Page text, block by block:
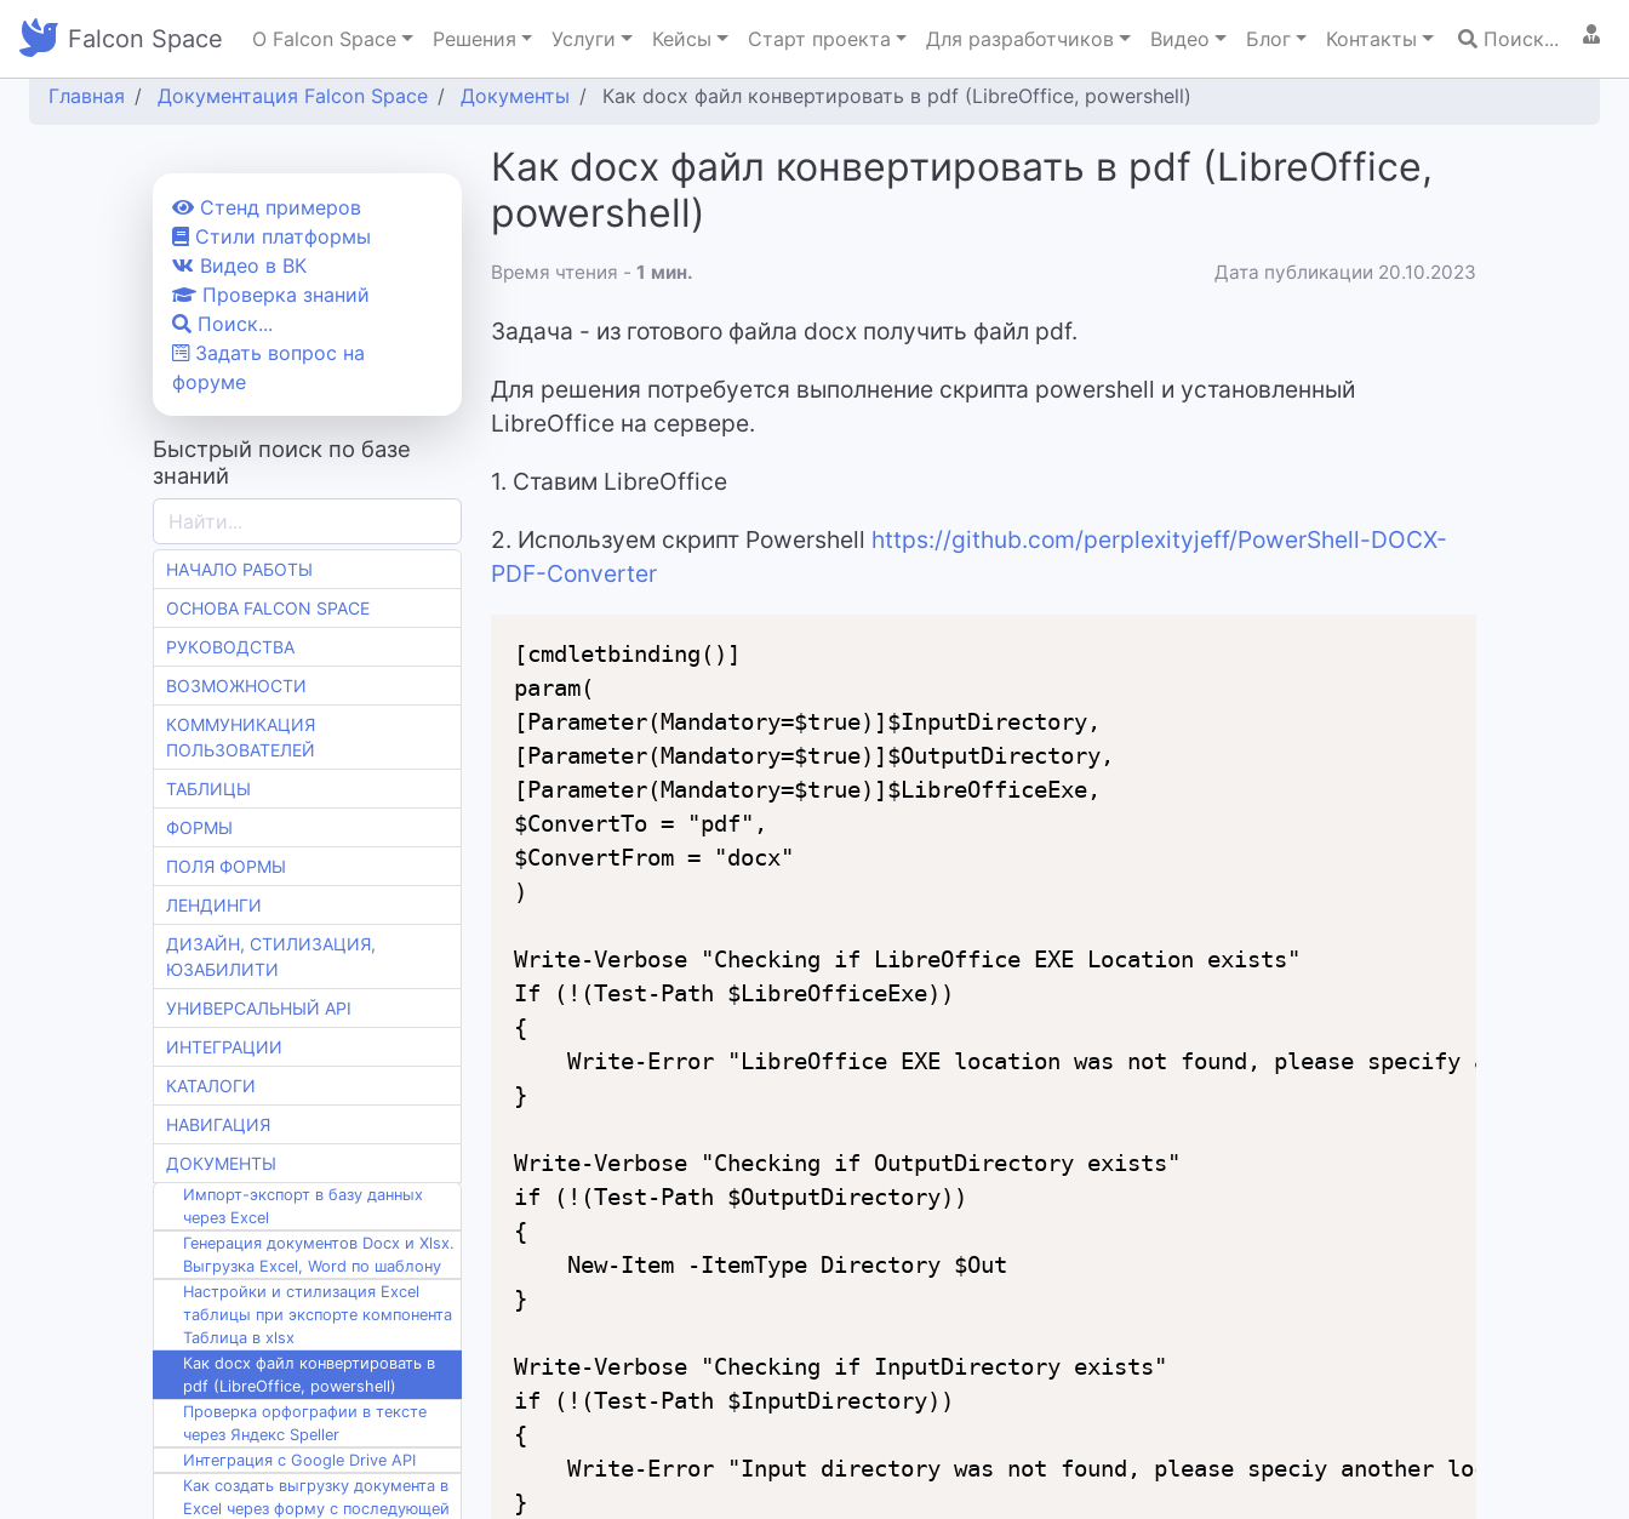
Falcon Space О Falcon Space Решения Услуги Кейсы Старт проекта Для разработчиков Видео Блог Контакты Поиск...
Главная Документация Falcon Space Документы Как docx файл конвертировать в pdf (LibreOffice, powershell)
Cтенд примеров
Стили платформы
Видео в ВК
Проверка знаний
Поиск...
Задать вопрос на
форуме
Быстрый поиск по базе
знаний
НАЧАЛО РАБОТЫ
ОСНОВА FALCON SPACE
РУКОВОДСТВА
ВОЗМОЖНОСТИ
КОММУНИКАЦИЯ
ПОЛЬЗОВАТЕЛЕЙ
ТАБЛИЦЫ
ФОРМЫ
ПОЛЯ ФОРМЫ
ЛЕНДИНГИ
ДИЗАЙН, СТИЛИЗАЦИЯ,
ЮЗАБИЛИТИ
УНИВЕРСАЛЬНЫЙ API
ИНТЕГРАЦИИ
КАТАЛОГИ
НАВИГАЦИЯ
ДОКУМЕНТЫ
Импорт-экспорт в базу данных
через Excel
Генерация документов Docx и Xlsx.
Выгрузка Excel, Word по шаблону
Настройки и стилизация Excel
таблицы при экспорте компонента
Таблица в xlsx
Как docx файл конвертировать в
pdf (LibreOffice, powershell)
Проверка орфографии в тексте
через Яндекс Speller
Интеграция с Google Drive API
Как создать выгрузку документа в
Excel через форму с последующей
Как docx файл конвертировать в pdf (LibreOffice,
powershell)
Время чтения - 1 мин. Дата публикации 20.10.2023
Задача - из готового файла docx получить файл pdf.
Для решения потребуется выполнение скрипта powershell и установленный
LibreOffice на сервере.
1. Ставим LibreOffice
2. Используем скрипт Powershell https://github.com/perplexityjeff/PowerShell-DOCX-
PDF-Converter
[cmdletbinding()]
param(
[Parameter(Mandatory=$true)]$InputDirectory,
[Parameter(Mandatory=$true)]$OutputDirectory,
[Parameter(Mandatory=$true)]$LibreOfficeExe,
$ConvertTo = "pdf",
$ConvertFrom = "docx"
)
Write-Verbose "Checking if LibreOffice EXE Location exists"
If (!(Test-Path $LibreOfficeExe))
{
Write-Error "LibreOffice EXE location was not found, please specify another
}
Write-Verbose "Checking if OutputDirectory exists"
if (!(Test-Path $OutputDirectory))
{
    New-Item -ItemType Directory $Out
}
Write-Verbose "Checking if InputDirectory exists"
if (!(Test-Path $InputDirectory))
{
    Write-Error "Input directory was not found, please speciy another location"
}